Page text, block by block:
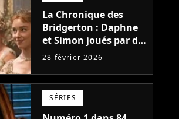
La Chronique des
Bridgerton : Daphne
et Simon joués par de
nouveaux acteurs
Phoebe Dynevor et
Regé-Jean Page dans
la saison 5 ?
28 février 2026
SÉRIES